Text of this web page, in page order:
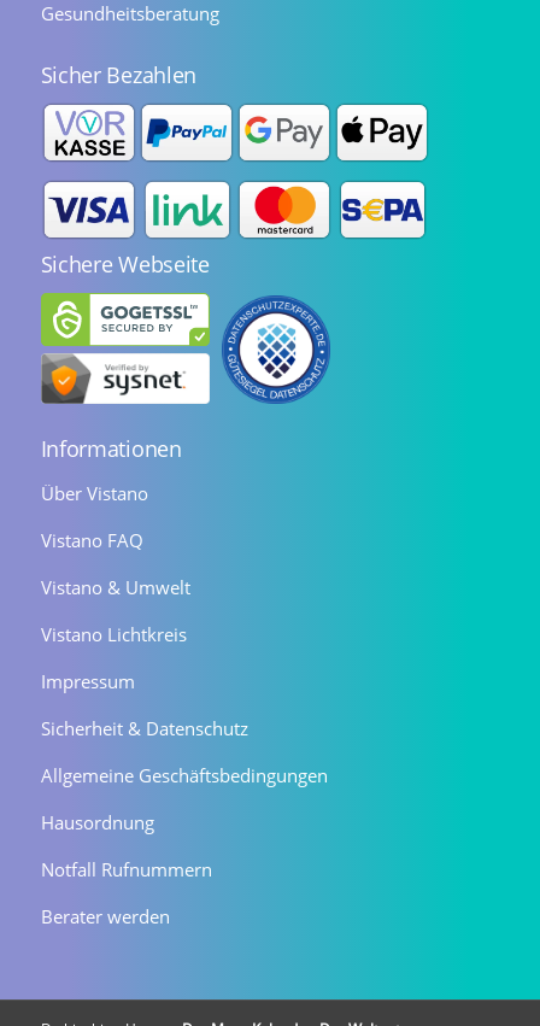
Gesundheitsberatung
Sicher Bezahlen
Sichere Webseite
Informationen
Über Vistano
Vistano FAQ
Vistano & Umwelt
Vistano Lichtkreis
Impressum
Sicherheit & Datenschutz
Allgemeine Geschäftsbedingungen
Hausordnung
Notfall Rufnummern
Berater werden